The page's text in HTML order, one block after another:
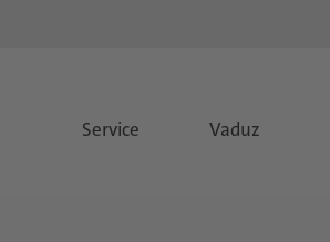
Service Vaduz